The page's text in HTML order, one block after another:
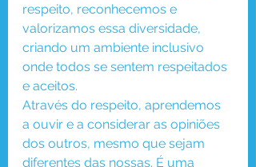
respeito, reconhecemos e
valorizamos essa diversidade,
criando um ambiente inclusivo
onde todos se sentem respeitados
e aceitos.
Através do respeito, aprendemos
a ouvir e a considerar as opiniões
dos outros, mesmo que sejam
diferentes das nossas. É uma